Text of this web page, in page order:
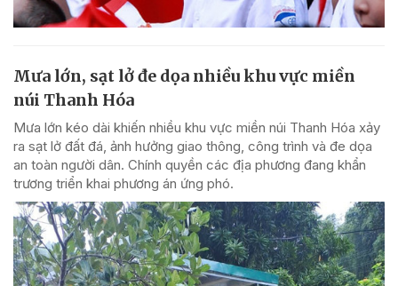
Mưa lớn, sạt lở đe dọa nhiều khu vực miền
núi Thanh Hóa
Mưa lớn kéo dài khiến nhiều khu vực miền núi Thanh Hóa xảy
ra sạt lở đất đá, ảnh hưởng giao thông, công trình và đe dọa
an toàn người dân. Chính quyền các địa phương đang khẩn
trương triển khai phương án ứng phó.